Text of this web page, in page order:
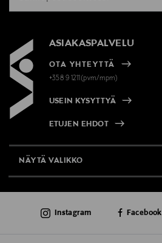
ASIAKASPALVELU
OTA YHTEYTTÄ
+358 9 1211(pvm/mpm)
USEIN KYSYTTYÄ
ETUJEN EHDOT
NÄYTÄ VALIKKO
AJANKOHTAISTA
Instagram Facebook